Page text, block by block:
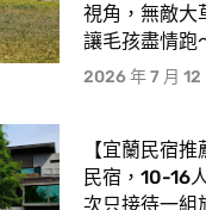
視角，無敵大
讓毛孩盡情跑
2026 年 7 月 12
【宜蘭民宿
民宿，10-16
次只接待一組